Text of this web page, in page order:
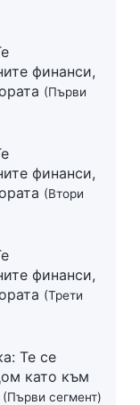
финанси,
(Първи
финанси,
(Втори
финанси,
(Трети
Те се
като към
(Първи сегмент)